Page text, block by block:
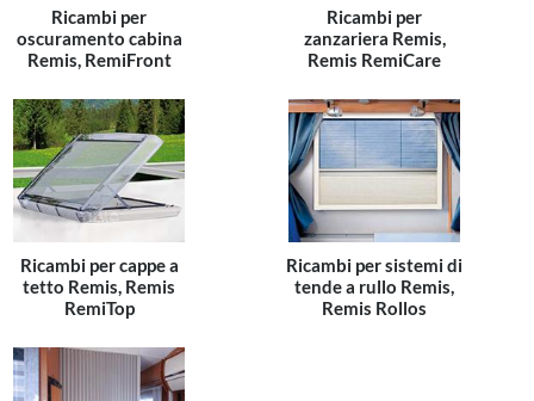
Ricambi per
oscuramento cabina
Remis, RemiFront
Ricambi per
zanzariera Remis,
Remis RemiCare
Ricambi per cappe a
tetto Remis, Remis
RemiTop
Ricambi per sistemi di
tende a rullo Remis,
Remis Rollos